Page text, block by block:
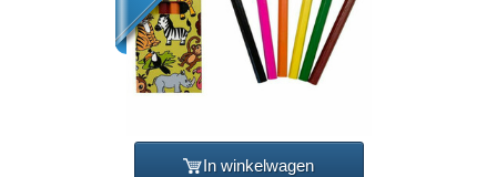
In winkelwagen